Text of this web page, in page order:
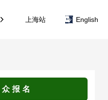
上海站 English
报名